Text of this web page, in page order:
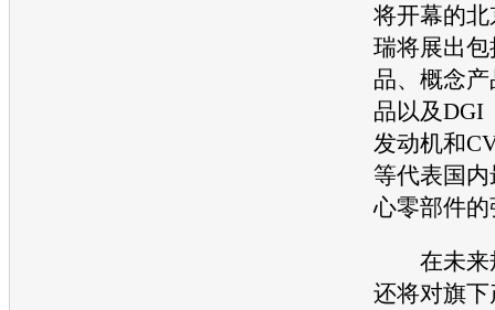
将开幕的北
瑞将展出
品、概念
品以及DGI
发动机和
等代表国
心零部件
在未来
还将对旗